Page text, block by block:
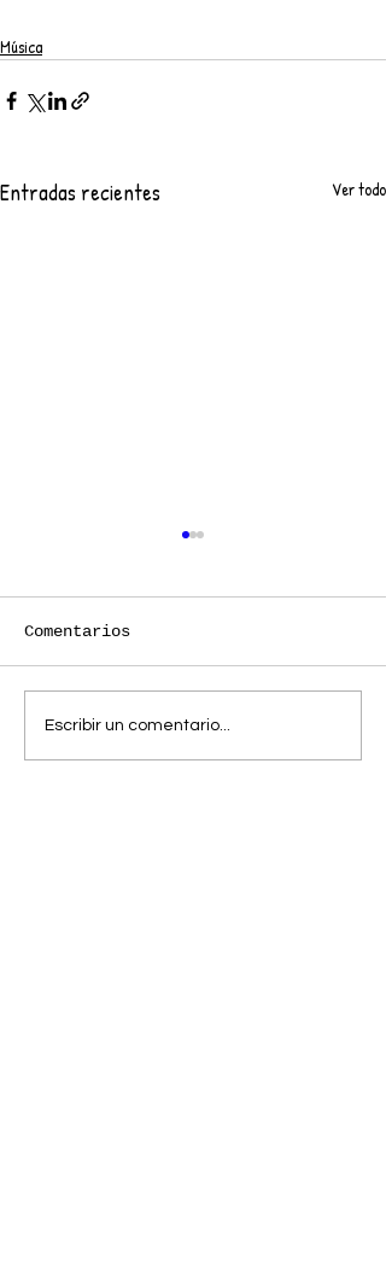
Música
Entradas recientes Ver todo
Karen Souza prepara
Comentarios
Escribir un comentario...